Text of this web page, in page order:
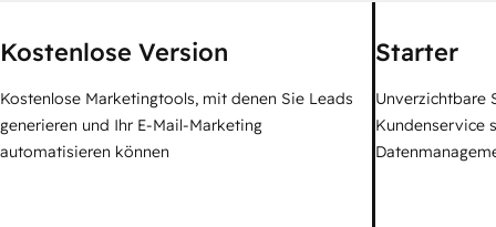
Kostenlose Version
Kostenlose Marketingtools, mit denen Sie Leads
generieren und Ihr E-Mail-Marketing
automatisieren können
Starter
Unverzichtbare
Kundenservice